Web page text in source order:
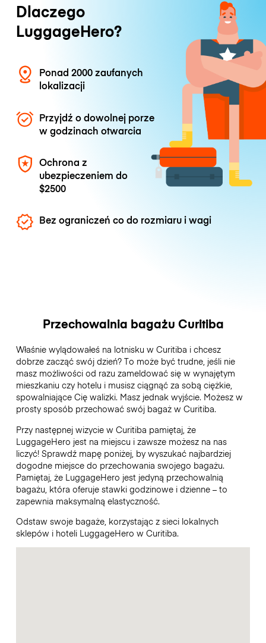
Dlaczego
LuggageHero?
Ponad 2000 zaufanych
lokalizacji
Przyjdź o dowolnej porze
w godzinach otwarcia
Ochrona z
ubezpieczeniem do
$2500
Bez ograniczeń co do rozmiaru i wagi
Przechowalnia bagażu Curitiba
Właśnie wylądowałeś na lotnisku w Curitiba i chcesz
dobrze zacząć swój dzień? To może być trudne, jeśli nie
masz możliwości od razu zameldować się w wynajętym
mieszkaniu czy hotelu i musisz ciągnąć za sobą ciężkie,
spowalniające Cię walizki. Masz jednak wyjście. Możesz w
prosty sposób przechować swój bagaż w Curitiba.
Przy następnej wizycie w Curitiba pamiętaj, że
LuggageHero jest na miejscu i zawsze możesz na nas
liczyć! Sprawdź mapę poniżej, by wyszukać najbardziej
dogodne miejsce do przechowania swojego bagażu.
Pamiętaj, że LuggageHero jest jedyną przechowalnią
bagażu, która oferuje stawki godzinowe i dzienne – to
zapewnia maksymalną elastyczność.
Odstaw swoje bagaże, korzystając z sieci lokalnych
sklepów i hoteli LuggageHero w Curitiba.